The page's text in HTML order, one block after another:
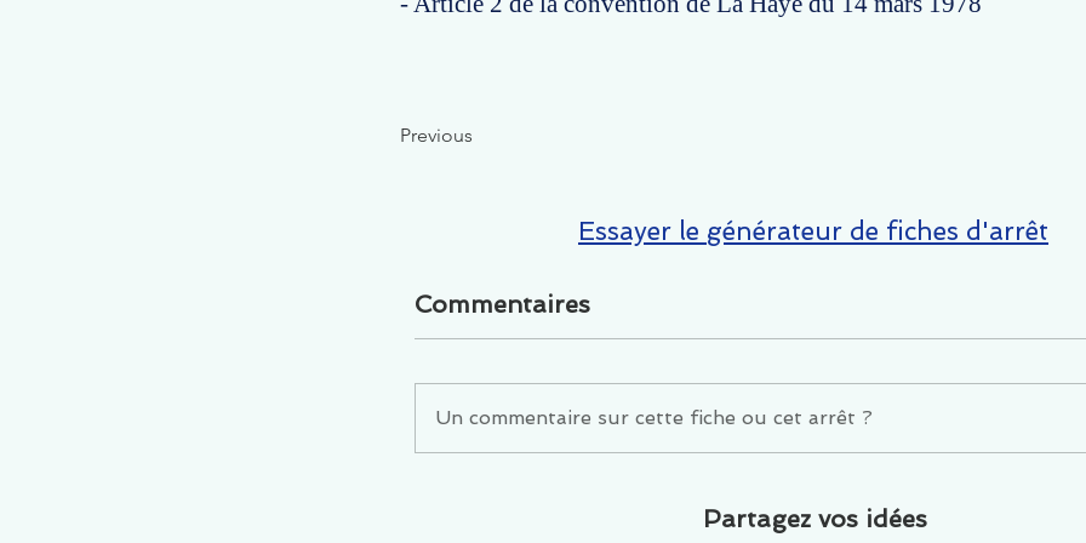
Previous
Essayer le générateur de fiches d'arrêt
Commentaires
Un commentaire sur cette fiche ou cet arrêt ?
Partagez vos idées